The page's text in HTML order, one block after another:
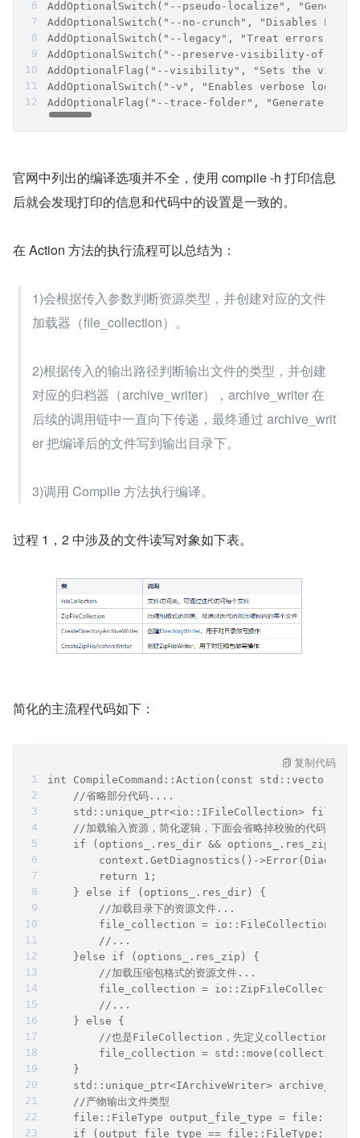
时，会把必须参数和可选参数都初始化定义好。
SetDescription("Compiles resources to be
AddRequiredFlag("-o", "Output path",
AddOptionalSwitch("--pseudo-localize",
AddOptionalSwitch("--legacy", "Treat errors that
AddOptionalSwitch("-v", "Enables verbose
复制代码
后就会发现打印的信息和代码中的设置是一致的。
在 Action 方法的执行流程可以总结为：
加载器（file_collection）。
2)根据传入的输出路径判断输出文件的类型，并创建
后续的调用链中一直向下传递，最终通过 archive_writ
er 把编译后的文件写到输出目录下。
过程 1，2 中涉及的文件读写对象如下表。
简化的主流程代码如下：
int CompileCommand::Action(const
    //省略部分代码....
std::unique_ptr<io::IFileCollection>
    //加载输入资源，简化逻辑，下面会省略掉校验的代码
    if (options_.res_dir && options_.res_zip) {
context.GetDiagnostics()-
        return 1;
    } else if (options_.res_dir) {
        //加载目录下的资源文件...
file_collection =
        //...
    }else if (options_.res_zip) {
复制代码